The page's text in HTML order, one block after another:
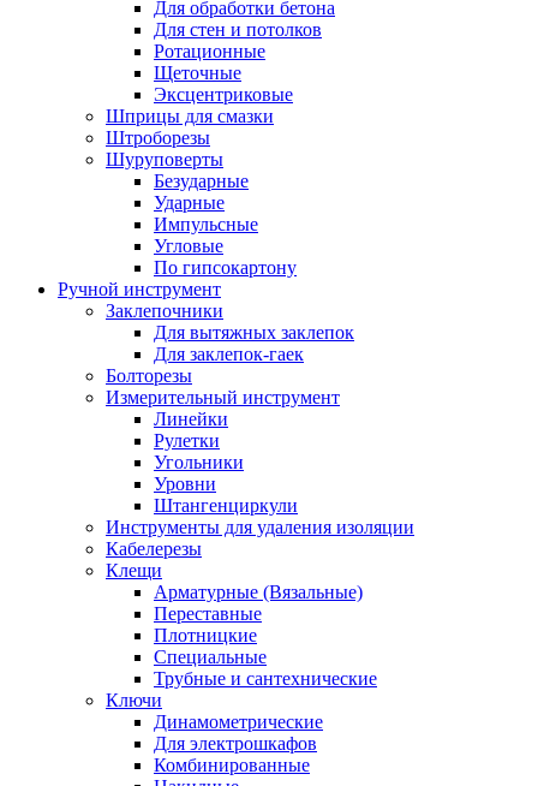
Для обработки бетона
Для стен и потолков
Ротационные
Щеточные
Эксцентриковые
Шприцы для смазки
Штроборезы
Шуруповерты
Безударные
Ударные
Импульсные
Угловые
По гипсокартону
Ручной инструмент
Заклепочники
Для вытяжных заклепок
Для заклепок-гаек
Болторезы
Измерительный инструмент
Линейки
Рулетки
Угольники
Уровни
Штангенциркули
Инструменты для удаления изоляции
Кабелерезы
Клещи
Арматурные (Вязальные)
Переставные
Плотницкие
Специальные
Трубные и сантехнические
Ключи
Динамометрические
Для электрошкафов
Комбинированные